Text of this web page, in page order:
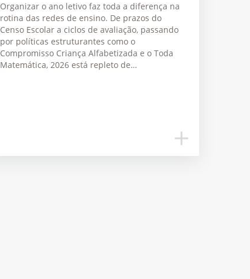
Organizar o ano letivo faz toda a diferença na
rotina das redes de ensino. De prazos do
Censo Escolar a ciclos de avaliação, passando
por políticas estruturantes como o
Compromisso Criança Alfabetizada e o Toda
Matemática, 2026 está repleto de…